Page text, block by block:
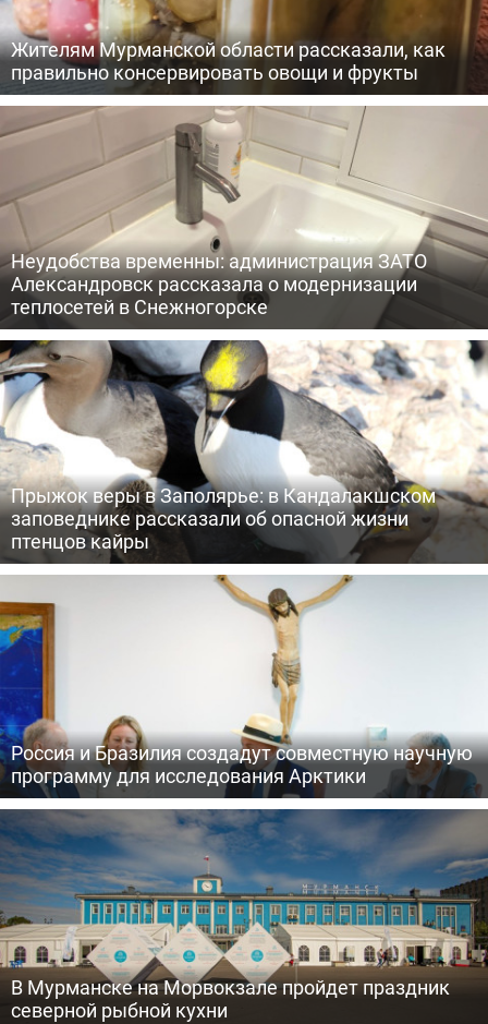
Жителям Мурманской области рассказали, как
правильно консервировать овощи и фрукты
Неудобства временны: администрация ЗАТО
Александровск рассказала о модернизации
теплосетей в Снежногорске
Прыжок веры в Заполярье: в Кандалакшском
заповеднике рассказали об опасной жизни
птенцов кайры
Россия и Бразилия создадут совместную научную
программу для исследования Арктики
В Мурманске на Морвокзале пройдет праздник
северной рыбной кухни